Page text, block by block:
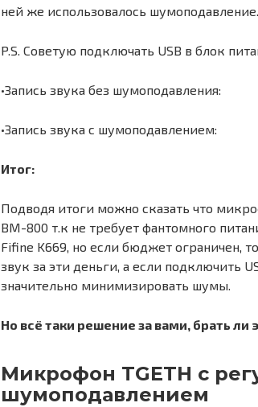
ней же использовалось шумоподавление.
P.S. Советую подключать USB в блок
•Запись звука без шумоподавления:
•Запись звука с шумоподавлением:
Итог:
Подводя итоги можно сказать что
BM-800 т.к не требует фантомного
Fifine K669, но если бюджет ограничен,
звук за эти деньги, а если подключить
значительно минимизировать шумы.
Но всё таки решение за вами, брать ли
Микрофон TGETH с
шумоподавлением